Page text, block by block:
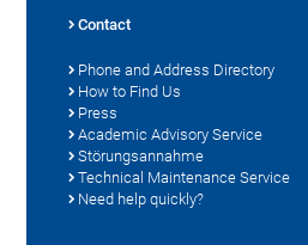
Contact
Phone and Address Directory
How to Find Us
Press
Academic Advisory Service
Störungsannahme
Technical Maintenance Service
Need help quickly?